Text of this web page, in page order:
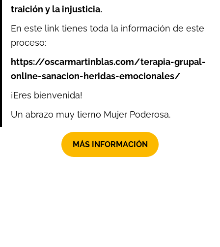
traición y la injusticia.
En este link tienes toda la información de este
proceso:
https://oscarmartinblas.com/terapia-grupal-
online-sanacion-heridas-emocionales/
¡Eres bienvenida!
Un abrazo muy tierno Mujer Poderosa.
MÁS INFORMACIÓN